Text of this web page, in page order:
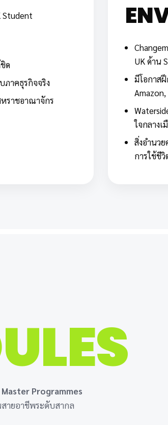
Student
ด
ภาคธุรกิจจริง
ราชอาณาจักร
UK ด้าน
มีโอกาส
ใจกลางเ
สิ่งอำนว
การใช้ชีวิ
Programmes
ายอาชีพระดับสากล